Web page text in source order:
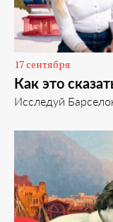
17 сентября
Как это
Исследуй